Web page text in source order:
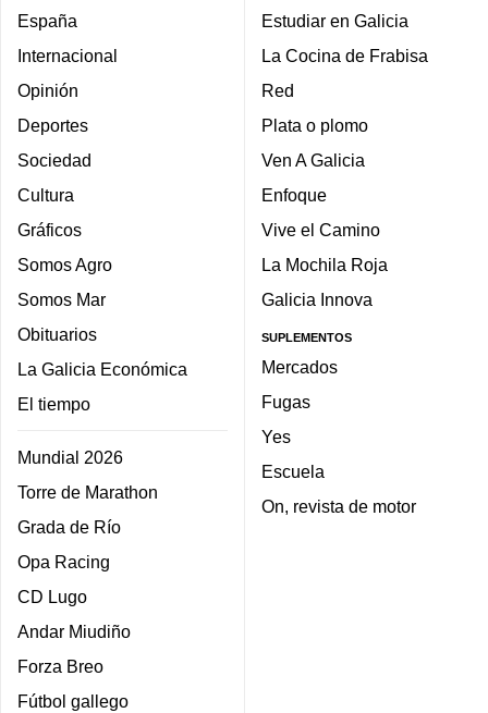
España
Internacional
Opinión
Deportes
Sociedad
Cultura
Gráficos
Somos Agro
Somos Mar
Obituarios
La Galicia Económica
El tiempo
Mundial 2026
Torre de Marathon
Grada de Río
Opa Racing
CD Lugo
Andar Miudiño
Forza Breo
Fútbol gallego
Estudiar en Galicia
La Cocina de Frabisa
Red
Plata o plomo
Ven A Galicia
Enfoque
Vive el Camino
La Mochila Roja
Galicia Innova
SUPLEMENTOS
Mercados
Fugas
Yes
Escuela
On, revista de motor